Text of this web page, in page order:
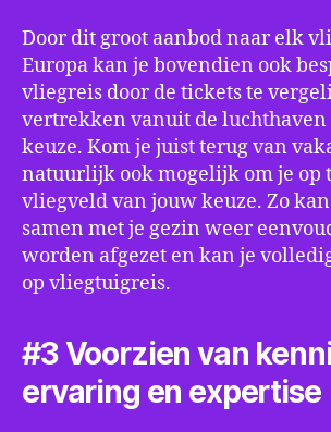
Door dit groot aanbod naar elk
Europa kan je bovendien ook
vliegreis door de tickets te
vertrekken vanuit de
keuze. Kom je juist terug van
natuurlijk ook mogelijk om je op
vliegveld van jouw keuze. Zo
samen met je gezin weer
worden afgezet en kan je
op vliegtuigreis.
#3 Voorzien van
ervaring en expertise